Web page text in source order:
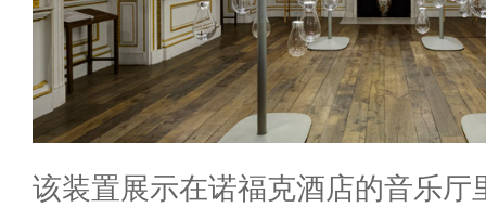
该装置展示在诺福克酒店的音乐厅